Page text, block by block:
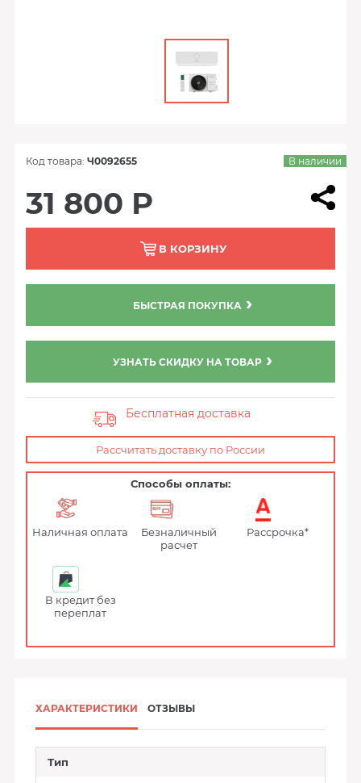
Код товара: Ч0092655 В наличии
31 800 Р
В КОРЗИНУ
БЫСТРАЯ ПОКУПКА
УЗНАТЬ СКИДКУ НА ТОВАР
Бесплатная доставка
Рассчитать доставку по России
Способы оплаты:
Наличная оплата
Безналичный
расчет
Рассрочка*
В кредит без
переплат
ХАРАКТЕРИСТИКИ ОТЗЫВЫ
Тип